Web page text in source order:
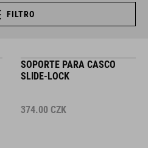
FILTRO
SOPORTE PARA CASCO
SLIDE-LOCK
374.00 CZK